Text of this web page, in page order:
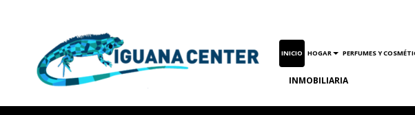
INICIO HOGAR PERFUMES Y
INMOBILIARIA